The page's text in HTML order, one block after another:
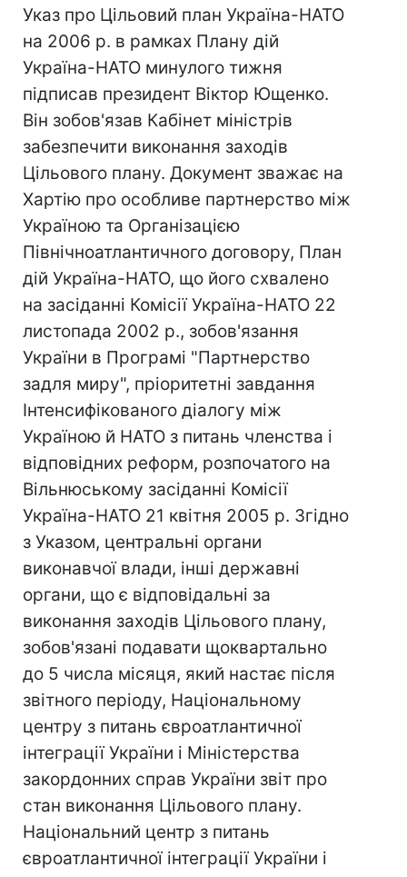
Указ про Цільовий план Україна-НАТО
на 2006 р. в рамках Плану дій
Україна-НАТО минулого тижня
підписав президент Віктор Ющенко.
Він зобов'язав Кабінет міністрів
забезпечити виконання заходів
Цільового плану. Документ зважає на
Хартію про особливе партнерство між
Україною та Організацією
Північноатлантичного договору, План
дій Україна-НАТО, що його схвалено
на засіданні Комісії Україна-НАТО 22
листопада 2002 р., зобов'язання
України в Програмі "Партнерство
задля миру", пріоритетні завдання
Інтенсифікованого діалогу між
Україною й НАТО з питань членства і
відповідних реформ, розпочатого на
Вільнюському засіданні Комісії
Україна-НАТО 21 квітня 2005 р. Згідно
з Указом, центральні органи
виконавчої влади, інші державні
органи, що є відповідальні за
виконання заходів Цільового плану,
зобов'язані подавати щоквартально
до 5 числа місяця, який настає після
звітного періоду, Національному
центру з питань євроатлантичної
інтеграції України і Міністерства
закордонних справ України звіт про
стан виконання Цільового плану.
Національний центр з питань
євроатлантичної інтеграції України і